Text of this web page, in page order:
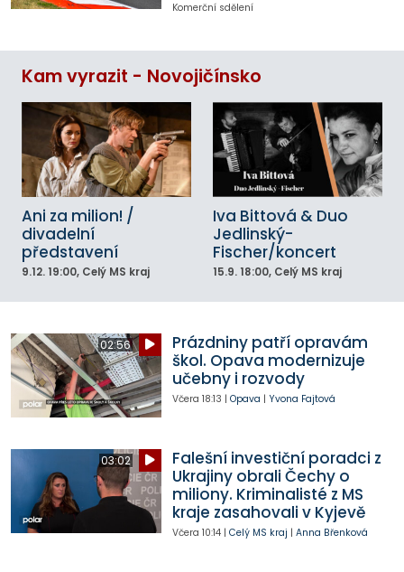
Komerční sdělení
Kam vyrazit - Novojičínsko
Ani za milion! /
divadelní
představení
9.12. 19:00, Celý MS kraj
Iva Bittová & Duo
Jedlinský-
Fischer/koncert
15.9. 18:00, Celý MS kraj
02:56
Prázdniny patří opravám
škol. Opava modernizuje
učebny i rozvody
Včera 18:13 | Opava | Yvona Fajtová
03:02
Falešní investiční poradci z
Ukrajiny obrali Čechy o
miliony. Kriminalisté z MS
kraje zasahovali v Kyjevě
Včera 10:14| Celý MS kraj | Anna Břenková